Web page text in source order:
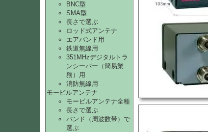
BNC型
SMA型
長さで選ぶ
ロッド式アンテナ
エアバンド用
鉄道無線用
351MHzデジタルトラ
ンシーバー（簡易業
務）用
消防無線用
モービルアンテナ
モービルアンテナ全種
長さで選ぶ
バンド（周波数帯）で
選ぶ